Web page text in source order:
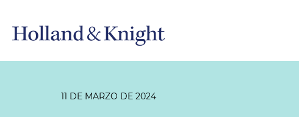
11 DE MARZO DE 2024